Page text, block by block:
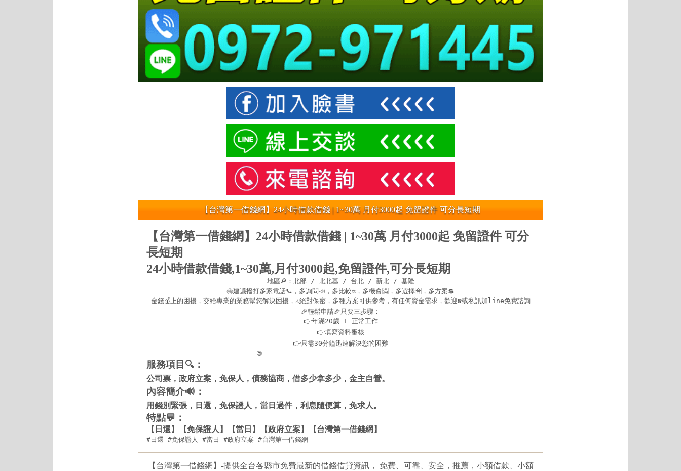
【台灣第一借錢網】24小時借款借錢 | 1~30萬 月付3000起 免留證件 可分長短期
【台灣第一借錢網】24小時借款借錢 | 1~30萬 月付3000起 免留證件 可分
長短期
24小時借款借錢,1~30萬,月付3000起,免留證件,可分長短期
地區🔎：北部 / 北北基 / 台北 / 新北 / 基隆
㊙建議撥打多家電話📞，多詢問📣，多比較⚖，多機會🈵，多選擇🈴，多方案💲
金錢💰上的困擾，交給專業的業務幫您解決困擾，⚠️絕對保密，多種方案可供參考，有任何資金需求，歡迎☎️或私訊加line免費諮詢
🎉輕鬆申請🎉只要三步驟：
👉年滿20歲 + 正常工作
👉填寫資料審核
👉只需30分鐘迅速解決您的困難
🌐https://xn--nwqv6gj47avy5a.com/north.html
服務項目🔍：
公司票，政府立案，免保人，債務協商，借多少拿多少，金主自營。
內容簡介🔊：
用錢別緊張，日還，免保證人，當日過件，利息隨便算，免求人。
特點💬：
【日還】【免保證人】【當日】【政府立案】【台灣第一借錢網】
#日還 #免保證人 #當日 #政府立案 #台灣第一借錢網
【台灣第一借錢網】-提供全台各縣市免費最新的借錢借貸資訊， 免費、可靠、安全，推薦，小額借款、小額